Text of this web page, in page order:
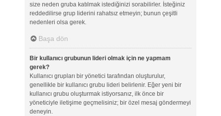
size neden gruba katılmak istediğinizi sorabilirler. İsteğiniz
reddedilirse grup liderini rahatsız etmeyin; bunun çeşitli
nedenleri olsa gerek.
Başa dön
Bir kullanıcı grubunun lideri olmak için ne yapmam
gerek?
Kullanıcı grupları bir yönetici tarafından oluşturulur,
genellikle bir kullanıcı grubu lideri belirlenir. Eğer yeni bir
kullanıcı grubu oluşturmak istiyorsanız, ilk önce bir
yöneticiyle iletişime geçmelisiniz; bir özel mesaj göndermeyi
deneyin.